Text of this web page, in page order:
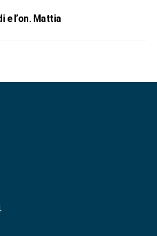
e l’on. Mattia